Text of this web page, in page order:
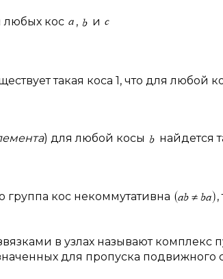
любых кос , и
такая коса 1, что для любой
) для любой косы найдется
группа кос некоммутативна
,
в узлах называют комплекс
для пропуска